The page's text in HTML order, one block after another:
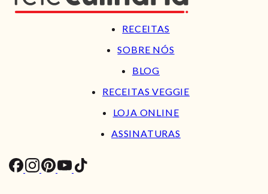
RECEITAS
SOBRE NÓS
BLOG
RECEITAS VEGGIE
LOJA ONLINE
ASSINATURAS